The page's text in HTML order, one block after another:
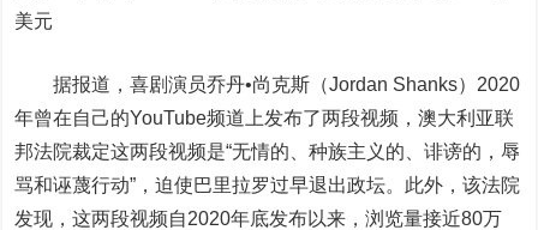
美元
据报道，喜剧演员乔丹•尚克斯（Jordan Shanks）2020
年曾在自己的YouTube频道上发布了两段视频，澳大利亚联
邦法院裁定这两段视频是“无情的、种族主义的、诽谤的，辱
骂和诬蔑行动”，迫使巴里拉罗过早退出政坛。此外，该法院
发现，这两段视频自2020年底发布以来，浏览量接近80万